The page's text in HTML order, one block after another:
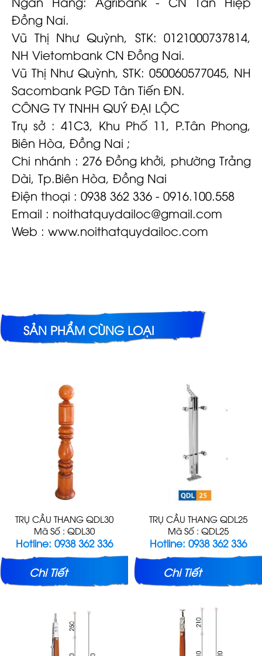
Đồng Nai.
Vũ Thị Như Quỳnh, STK: 0121000737814,
NH Vietombank CN Đồng Nai.
Vũ Thị Như Quỳnh, STK: 050060577045, NH
Sacombank PGD Tân Tiến ĐN.
CÔNG TY TNHH QUÝ ĐẠI LỘC
Trụ sở : 41C3, Khu Phố 11, P.Tân Phong,
Biên Hòa, Đồng Nai ;
Chi nhánh : 276 Đồng khởi, phường Trảng
Dài, Tp.Biên Hòa, Đồng Nai
Điện thoại : 0938 362 336 - 0916.100.558
Email : noithatquydailoc@gmail.com
Web : www.noithatquydailoc.com
SẢN PHẨM CÙNG LOẠI
TRỤ CẦU THANG QDL30
Mã Số : QDL30
Hotline: 0938 362 336
Chi Tiết
TRỤ CẦU THANG QDL25
Mã Số : QDL25
Hotline: 0938 362 336
Chi Tiết